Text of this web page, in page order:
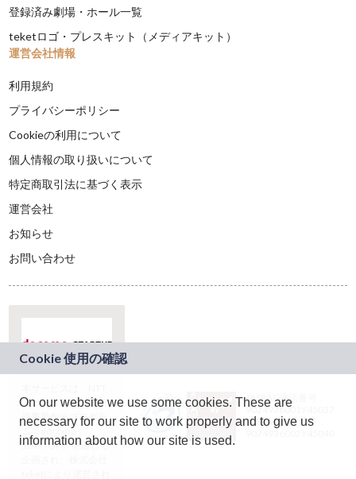
登録済み劇場・ホール一覧
teketロゴ・プレスキット（メディアキット）
運営会社情報
利用規約
プライバシーポリシー
Cookieの利用について
個人情報の取り扱いについて
特定商取引法に基づく表示
運営会社
お知らせ
お問い合わせ
ドコモグループの新
規事業創出プログラ
ム「docomo
STARTUP」を通じて
JASRAC許諾番号：
9024936001Y45037
JASRAC許諾番号：
On our website we use some cookies. These are
necessary for our site to work properly and to give us
information about how our site is used.